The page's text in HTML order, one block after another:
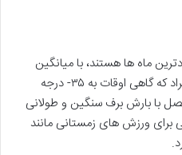
ماه ها هستند، با میانگین
دمای حدود ۱۰- درجه سانتی گراد که گاهی اوقات به ۳۵- درجه
با بارش برف سنگین و طولانی
ورزش های زمستانی مانند